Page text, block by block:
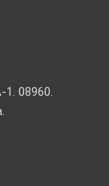
1. 08960.